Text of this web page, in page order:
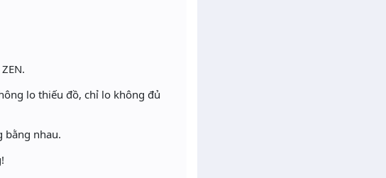
lo thiếu đồ, chỉ lo không đủ
bằng nhau.